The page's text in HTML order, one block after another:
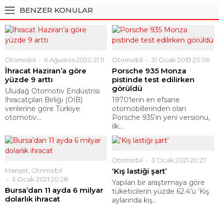
BENZER KONULAR
Otomobil 6 Ağustos 2020 21:11
İhracat Haziran’a göre
yüzde 9 arttı
Uludağ Otomotiv Endüstrisi
İhracatçıları Birliği (OİB)
verilerine göre Türkiye
otomotiv...
Otomobil 31 Ocak 2019 23:06
Porsche 935 Monza
pistinde test edilirken
görüldü
1970'lerin en efsane
otomobillerinden olan
Porsche 935'in yeni versionu,
ilk...
Manşet Otomobil
3 Ocak 2021 20:28
Bursa’dan 11 ayda 6 milyar
dolarlık ihracat
Otomobil 3 Ocak 2021 20:27
‘Kış lastiği şart’
Yapılan bir araştırmaya göre
tüketicilerin yüzde 62.4’ü ‘Kış
aylarında kış...